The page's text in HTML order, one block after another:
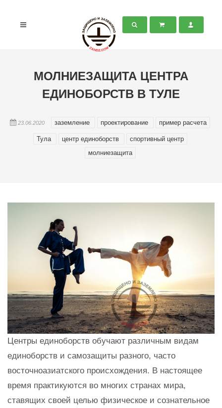
МОЛНИЕЗАЩИТА ЦЕНТРА
ЕДИНОБОРСТВ В ТУЛЕ
23.06.2020 заземление проектирование пример расчета
Тула центр единоборств
спортивный центр
молниезащита
Центры единоборств обучают различным видам
единоборств и самозащиты разного, часто
восточноазиатского происхождения. В настоящее
время практикуются во многих странах мира,
ставящих своей целью физическое и сознательное